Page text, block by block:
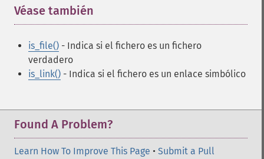
Véase también
is_file() - Indica si el fichero es un fichero
verdadero
is_link() - Indica si el fichero es un enlace simbólico
Found A Problem?
Learn How To Improve This Page • Submit a Pull